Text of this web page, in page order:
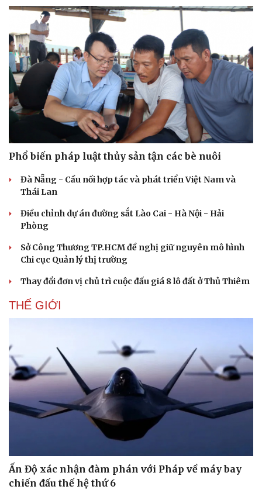
Văn hóa
Sân khấu - Điện ảnh
Văn học
Giải trí
Nghệ sĩ
Phổ biến pháp luật thủy sản tận các bè nuôi
Đà Nẵng - Cầu nối hợp tác và phát triển Việt Nam và
Thái Lan
Điều chỉnh dự án đường sắt Lào Cai - Hà Nội - Hải
Phòng
Sở Công Thương TP.HCM đề nghị giữ nguyên mô hình
Chi cục Quản lý thị trường
Thay đổi đơn vị chủ trì cuộc đấu giá 8 lô đất ở Thủ Thiêm
THẾ GIỚI
Ấn Độ xác nhận đàm phán với Pháp về máy bay
chiến đấu thế hệ thứ 6